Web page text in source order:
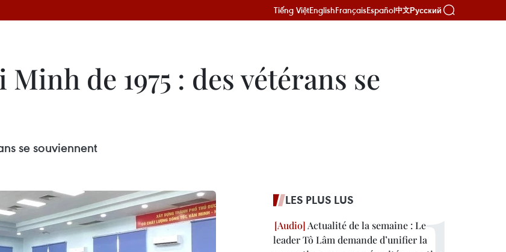
Tiếng ViệtEnglishFrançaisEspañol中文Русский
de 1975 : des vétérans se
se souviennent
LES PLUS LUS
Actualité de la semaine : Le
leader Tô Lâm demande d’unifier la